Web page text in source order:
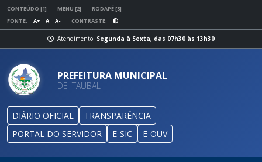
CONTEÚDO [1] MENU [2]
RODAPÉ [3]
FONTE:
A+ A A- CONTRASTE:
Atendimento: Segunda à Sexta, das 07h30 às 13h30
PREFEITURA MUNICIPAL
DE ITAUBAL
DIÁRIO OFICIAL
TRANSPARÊNCIA
PORTAL DO SERVIDOR
E-SIC E-OUV